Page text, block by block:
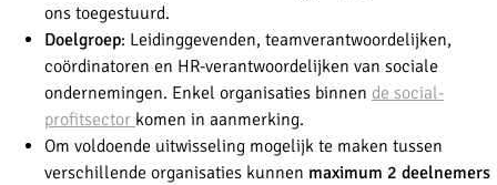
ons toegestuurd.
Doelgroep: Leidinggevenden, teamverantwoordelijken,
coördinatoren en HR-verantwoordelijken van sociale
ondernemingen. Enkel organisaties binnen de social-
profitsector komen in aanmerking.
Om voldoende uitwisseling mogelijk te maken tussen
verschillende organisaties kunnen maximum 2 deelnemers